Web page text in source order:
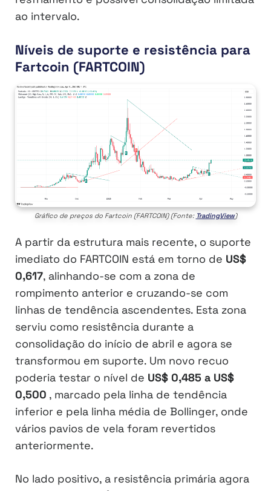
ao intervalo.
Níveis de suporte e resistência para
Fartcoin (FARTCOIN)
Gráfico de preços do Fartcoin (FARTCOIN) (Fonte: TradingView)
A partir da estrutura mais recente, o suporte
imediato do FARTCOIN está em torno de US$
0,617, alinhando-se com a zona de
rompimento anterior e cruzando-se com
linhas de tendência ascendentes. Esta zona
serviu como resistência durante a
consolidação do início de abril e agora se
transformou em suporte. Um novo recuo
poderia testar o nível de US$ 0,485 a US$
0,500 , marcado pela linha de tendência
inferior e pela linha média de Bollinger, onde
vários pavios de vela foram revertidos
anteriormente.
No lado positivo, a resistência primária agora